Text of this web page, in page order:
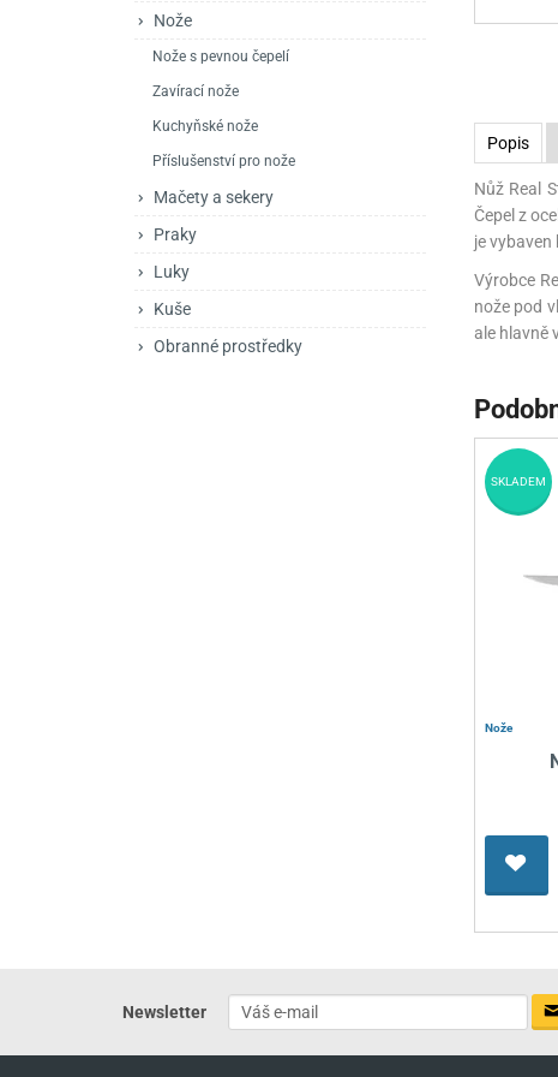
Zásobníky
Brokovnice
Pistole samonabíjecí
Zavírací nože
Praky
Luky
Kuše
Obranné prostředky Obranné spreje
Nože
Nože s pevnou čepelí
Zavírací nože
Kuchyňské nože
Příslušenství pro nože
Mačety a sekery
Praky
Luky
Kuše
Obranné prostředky
Popis
Nůž Real
Čepel z
je
Výrobce
nože pod
ale hlavně
Nože
SKLADEM
Newsletter